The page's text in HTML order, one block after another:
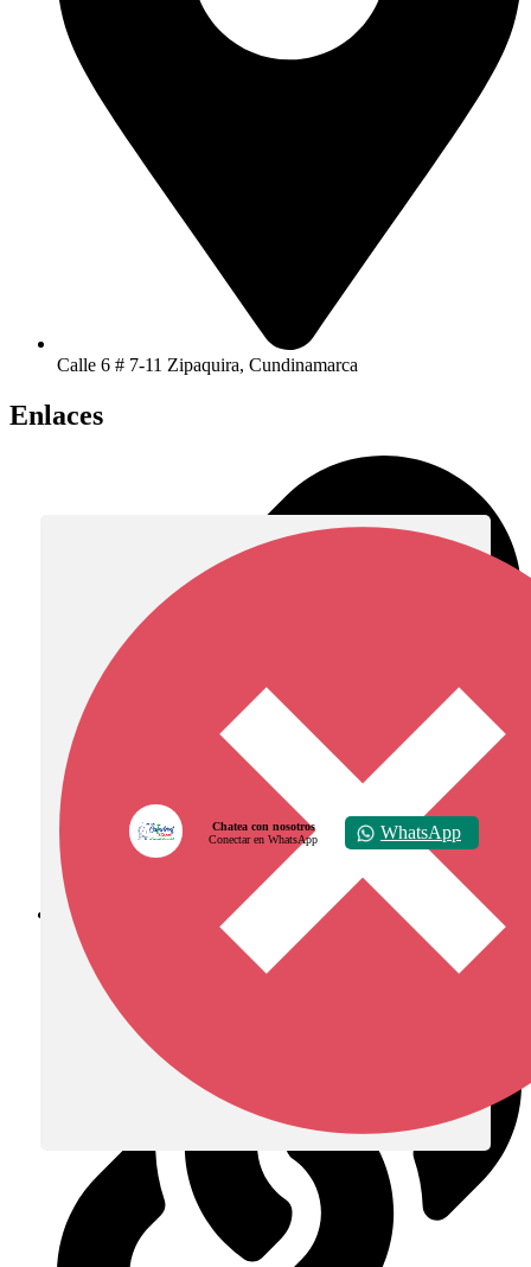
Calle 6 # 7-11 Zipaquira, Cundinamarca
Enlaces
Diócesis de Zipaquirá
Chatea con nosotros
Conectar en WhatsApp
WhatsApp